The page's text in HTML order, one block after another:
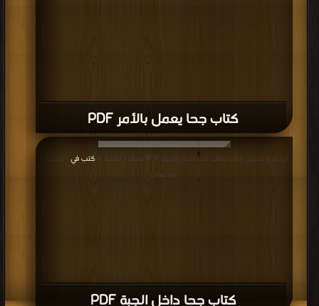
كتاب جحا يعمل بالأمر PDF
قراءة و تحميل كتاب كتاب جحا داخل الجبة PDF مجانا | مكتبة > كتب في
| التحميل :
مرة/مرات